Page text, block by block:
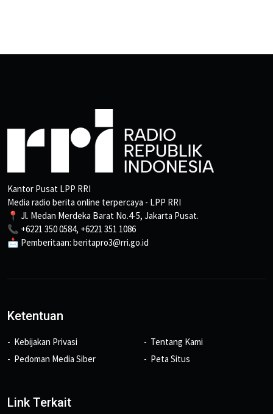
Kantor Pusat LPP RRI
Media radio berita online terpercaya - LPP RRI
📍 Jl. Medan Merdeka Barat No.4-5, Jakarta Pusat.
📞 +6221 350 0584, +6221 351 1086
📩 Pemberitaan: beritapro3@rri.go.id
Ketentuan
Kebijakan Privasi
Pedoman Media Siber
Tentang Kami
Peta Situs
Link Terkait